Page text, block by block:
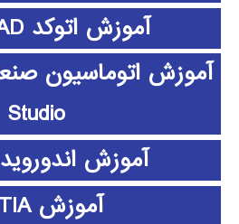
آموزش اتوکد AUTOCAD
Studio
آموزش اندوروید android
آموزش CATIA